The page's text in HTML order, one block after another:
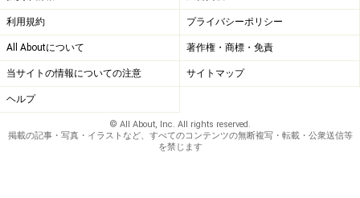
利用規約 プライバシーポリシー
All Aboutについて 著作権・商標・免責
当サイトの情報についての注意 サイトマップ
ヘルプ
© All About, Inc. All rights reserved.
掲載の記事・写真・イラストなど、すべてのコンテンツの無断複写・転載・公衆送信等
を禁じます